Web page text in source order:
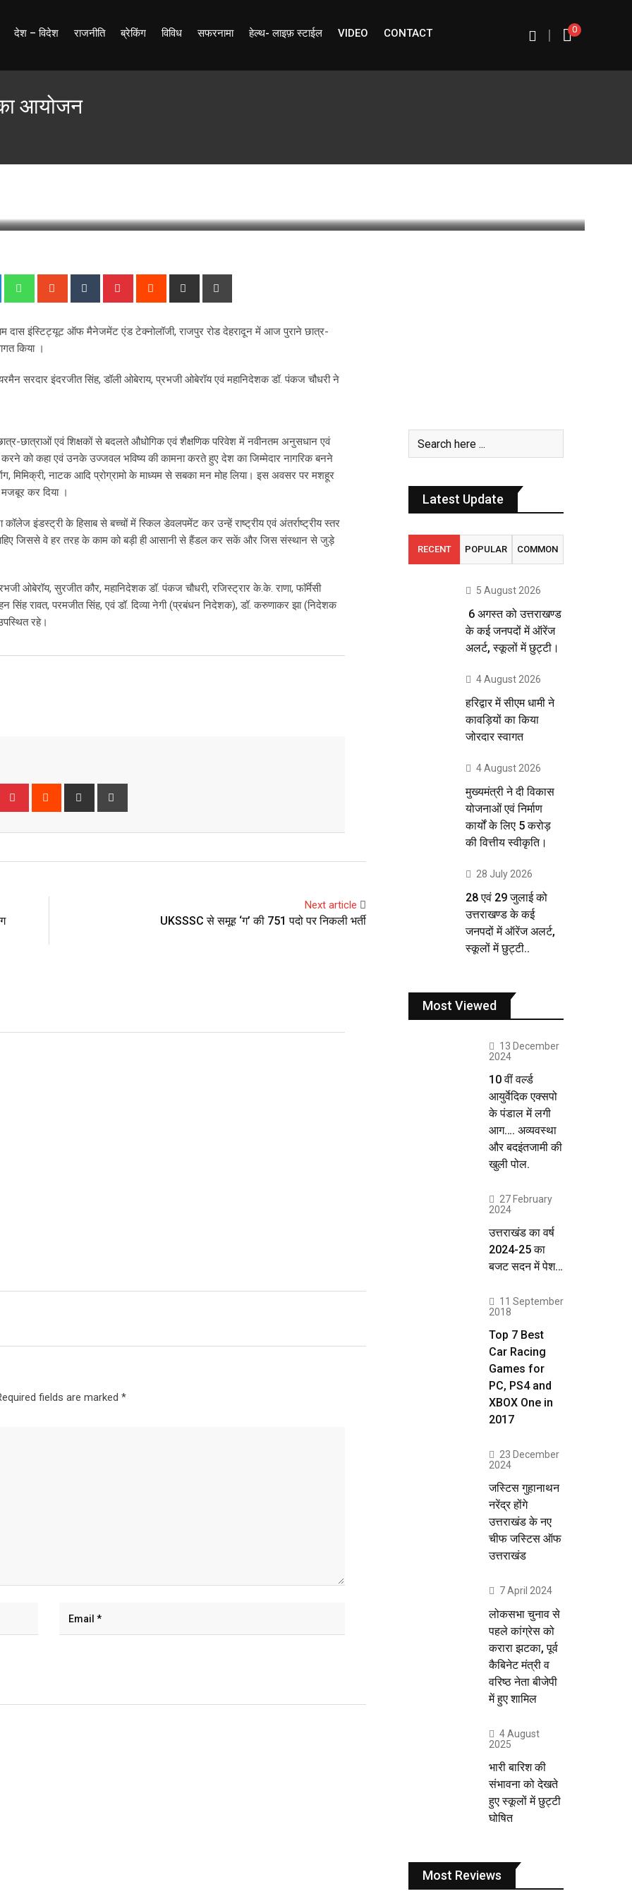
देश – विदेश राजनीति ब्रेकिंग विविध सफरनामा हेल्थ- लाइफ़ स्टाईल VIDEO CONTACT 0
|
आयोजन
WhatsappStumbleUpon
Tumblr Pinterest Reddit
Share
दास इंस्टिट्यूट ऑफ मैनेजमेंट एंड टेक्नोलॉजी, राजपुर रोड देहरादून में आज पुराने छात्र-
किया ।
सरदार इंदरजीत सिंह, डॉली ओबेराय, प्रभजी ओबेरॉय एवं महानिदेशक डॉ. पंकज चौधरी ने
छात्राओं एवं शिक्षकों से बदलते औधोगिक एवं शैक्षणिक परिवेश में नवीनतम अनुसधान एवं
को कहा एवं उनके उज्जवल भविष्य की कामना करते हुए देश का जिम्मेदार नागरिक बनने
मिमिक्री, नाटक आदि प्रोग्रामो के माध्यम से सबका मन मोह लिया। इस अवसर पर मशहूर
कर दिया ।
कॉलेज इंडस्ट्री के हिसाब से बच्चों में स्किल डेवलपमेंट कर उन्हें राष्ट्रीय एवं अंतर्राष्ट्रीय स्तर
चाहिए जिससे वे हर तरह के काम को बड़ी ही आसानी से हैंडल कर सकें और जिस संस्थान से जुड़े
ओबेरॉय, सुरजीत कौर, महानिदेशक डॉ. पंकज चौधरी, रजिस्ट्रार के.के. राणा, फाॅर्मेसी
सिंह रावत, परमजीत सिंह, एवं डॉ. दिव्या नेगी (प्रबंधन निदेशक), डॉ. करुणाकर झा (निदेशक
रहे।
Pinterest Reddit
Share
Next article
UKSSSC से समूह ‘ग’ की 751 पदो पर निकली भर्ती
fields are marked *
Latest Update
RECENT POPULAR COMMON
5 August 2026
6 अगस्त को उत्तराखण्ड
के कई जनपदों में ऑरेंज
अलर्ट, स्कूलों में छुट्टी।
4 August 2026
हरिद्वार में सीएम धामी ने
कावड़ियों का किया
जोरदार स्वागत
4 August 2026
मुख्यमंत्री ने दी विकास
योजनाओं एवं निर्माण
कार्यों के लिए 5 करोड़
की वित्तीय स्वीकृति।
28 July 2026
28 एवं 29 जुलाई को
उत्तराखण्ड के कई
जनपदों में ऑरेंज अलर्ट,
स्कूलों में छुट्टी..
Most Viewed
13 December
2024
10 वीं वर्ल्ड
आयुर्वेदिक एक्सपो
के पंडाल में लगी
आग…. अव्यवस्था
और बदइंतजामी की
खुली पोल.
27 February
2024
उत्तराखंड का वर्ष
2024-25 का
बजट सदन में पेश…
11 September
2018
Top 7 Best
Car Racing
Games for
PC, PS4 and
XBOX One in
2017
23 December
2024
जस्टिस गुहानाथन
नरेंद्र होंगे
उत्तराखंड के नए
चीफ जस्टिस ऑफ
उत्तराखंड
7 April 2024
लोकसभा चुनाव से
पहले कांग्रेस को
करारा झटका, पूर्व
कैबिनेट मंत्री व
वरिष्ठ नेता बीजेपी
में हुए शामिल
4 August
2025
भारी बारिश की
संभावना को देखते
हुए स्कूलों में छुट्टी
घोषित
Most Reviews